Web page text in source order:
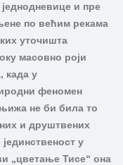
једнодневице и пре
по већим рекама
уточишта
масовно роји
када у
феномен
не би била то
и друштвених
у
„цветање Тисе“ она